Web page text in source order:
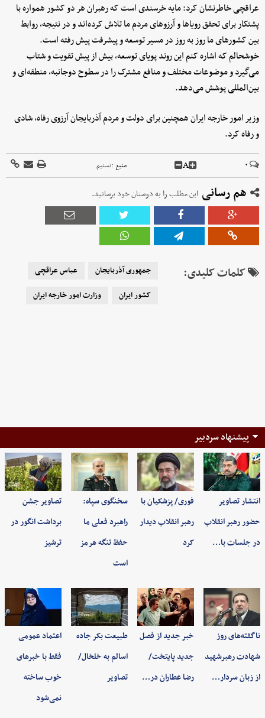
عراقچی خاطرنشان کرد: مایه خرسندی است که رهبران هر دو کشور همواره با
پشتکار برای تحقق رویاها و آرزوهای مردم ما تلاش کرده‌اند و در نتیجه، روابط
بین کشورهای ما روز به روز در مسیر توسعه و پیشرفت پیش رفته است.
خوشحالم که اشاره کنم این روند پویای توسعه، بیش از پیش تقویت و شتاب
می‌گیرد و موضوعات مختلف و منافع مشترک را در سطوح دوجانبه، منطقه‌ای و
بین‌المللی پوشش می‌دهد.
وزیر امور خارجه ایران همچنین برای دولت و مردم آذربایجان آرزوی رفاه، شادی
و رفاه کرد.
۰ A منبع :تسنیم
هم رسانی این مطلب را به دوستان خود برسانید.
کلمات کلیدی: جمهوری آذربایجان
عباس عراقچی
کشور ایران
وزارت امور خارجه ایران
پیشنهاد سردبیر
انتشار تصاویر
حضور رهبر انقلاب
در جلسات با…
فوری/ پزشکیان با
رهبر انقلاب دیدار
کرد
سخنگوی سپاه:
راهبرد فعلی ما
حفظ تنگه هرمز
است
تصاویر جشن
برداشت انگور در
ترشیز
ناگفته‌های روز
شهادت رهبرشهید
از زبان سردار…
خبر جدید از فصل
جدید پایتخت/
رضا عطاران در…
طبیعت بکر جاده
اسالم به خلخال/
تصاویر
اعتماد عمومی
فقط با خبرهای
خوب ساخته
نمی‌شود